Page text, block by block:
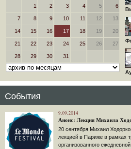
1 2 3 4 5 6
7 8 9 10 11 12 13
14 15 16 17 18 19 20
21 22 23 24 25 26 27
28 29 30 31
События
9.09.2014
Анонс: Лекция Михаила
20 сентября Михаил
лекцией в Париже в рамках
организованного